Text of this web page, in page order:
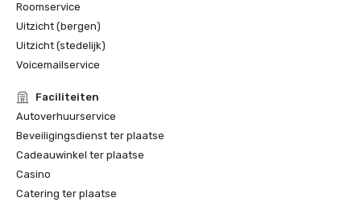
Roomservice
Uitzicht (bergen)
Uitzicht (stedelijk)
Voicemailservice
Faciliteiten
Autoverhuurservice
Beveiligingsdienst ter plaatse
Cadeauwinkel ter plaatse
Casino
Catering ter plaatse